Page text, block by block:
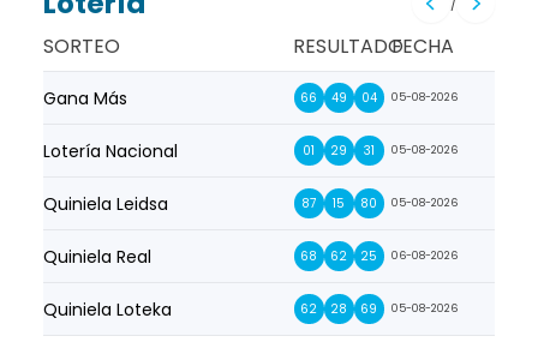
SORTEO RESULTADOFECHA
Gana Más 66 49 04 05-08-2026
Lotería Nacional 01 29 31 05-08-2026
Quiniela Leidsa 87 15 80 05-08-2026
Quiniela Real 68 62 25 06-08-2026
Quiniela Loteka 62 28 69 05-08-2026